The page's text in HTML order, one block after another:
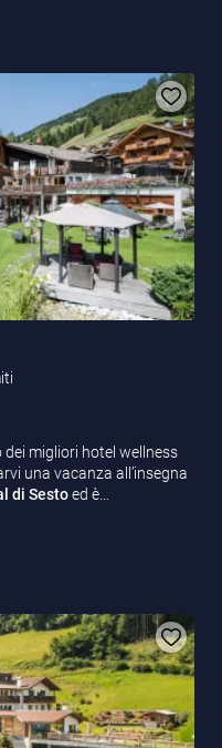
dei migliori hotel wellness
una vacanza all’insegna
di Sestoed è…